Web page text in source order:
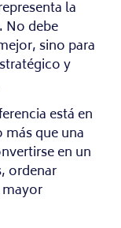
la
No debe
sino para
y
está en
que una
en un
ordenar